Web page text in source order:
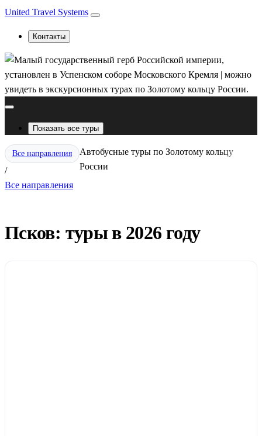
United Travel Systems
Контакты
Показать все туры
Все направления
/
Автобусные туры по Золотому кольцу
России
Все направления
Псков: туры в 2026 году